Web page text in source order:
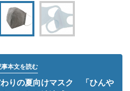
事本文を読む
わりの夏向けマスク 「ひんや